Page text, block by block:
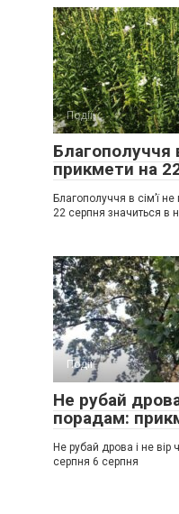
Події
Благополуччя
прикмети на
Благополуччя в сім’ї
22 серпня значиться в
Події
Не рубай
порадам:
Не рубай дрова і не
серпня 6 серпня